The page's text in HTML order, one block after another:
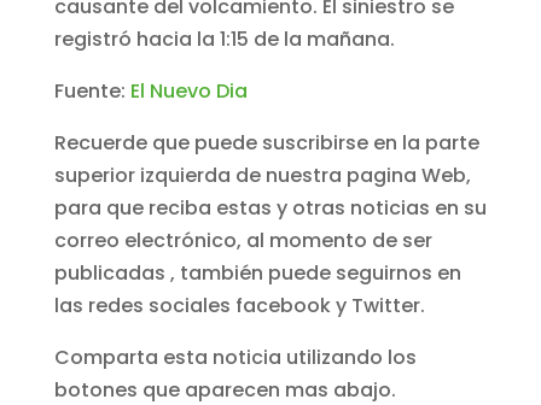
causante del volcamiento. El siniestro se
registró hacia la 1:15 de la mañana.
Fuente: El Nuevo Dia
Recuerde que puede suscribirse en la parte
superior izquierda de nuestra pagina Web,
para que reciba estas y otras noticias en su
correo electrónico, al momento de ser
publicadas , también puede seguirnos en
las redes sociales facebook y Twitter.
Comparta esta noticia utilizando los
botones que aparecen mas abajo.